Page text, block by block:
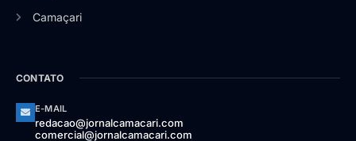
Camaçari
CONTATO
E-MAIL
redacao@jornalcamacari.com
comercial@jornalcamacari.com